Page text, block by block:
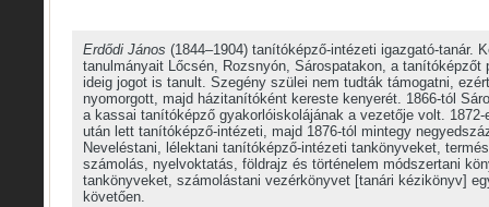
Erdődi János (1844–1904) tanítóképző-intézeti igazgató-tanár.
tanulmányait Lőcsén, Rozsnyón, Sárospatakon, a tanítóképzőt
ideig jogot is tanult. Szegény szülei nem tudták támogatni,
nyomorgott, majd házitanítóként kereste kenyerét. 1866-tól
a kassai tanítóképző gyakorlóiskolájának a vezetője volt.
után lett tanítóképző-intézeti, majd 1876-tól mintegy
Neveléstani, lélektani tanítóképző-intézeti tankönyveket,
számolás, nyelvoktatás, földrajz és történelem módszertani
tankönyveket, számolástani vezérkönyvet [tanári kézikönyv]
követően.